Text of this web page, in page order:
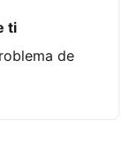
ti
de